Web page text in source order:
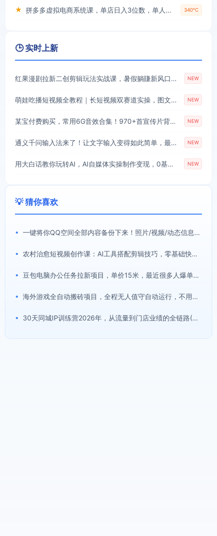
★ 拼多多虚拟电商系统课，单店日入3位数，单人可管理3-8家店【附货源】 340℃
🕒 实时上新
红果漫剧拉新二创剪辑玩法实战课，暑假躺賺新风口，单个新用户佣金7米，日入4位数(更新0808) NEW
萌娃吃播短视频全教程｜长短视频双赛道实操，图文+视频零基础保姆式教学，伙伴计划-收徒-商单等多种变现方式 NEW
某宝付费购买，常用6G音效合集！970+首宣传片背景音乐，无版权可商用大气素材，分类清晰，高质量内容 NEW
通义千问输入法来了！让文字输入变得如此简单，最快300字/分，AI自动润色，说话秒变工整文字 NEW
用大白话教你玩转AI，AI自媒体实操制作变现，0基础也能上手，从内容到变现 NEW
💡 猜你喜欢
• 一键将你QQ空间全部内容备份下来！照片/视频/动态信息全存本地，Github最新开源项目QzoneArchive
• 农村治愈短视频创作课：AI工具搭配剪辑技巧，零基础快速制作高质感田园治愈内容
• 豆包电脑办公任务拉新项目，单价15米，最近很多人爆单，收入好几W，转化率超高，达人闭眼冲！(更新0808)
• 海外游戏全自动搬砖项目，全程无人值守自动运行，不用熬夜盯盘，轻松实现日入1k【揭秘】
• 30天同城IP训练营2026年，从流量到门店业绩的全链路(0808更新)